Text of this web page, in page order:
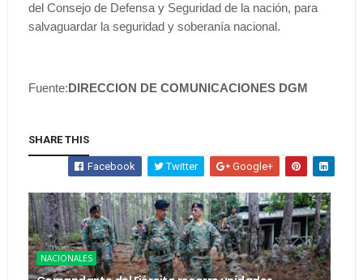
del Consejo de Defensa y Seguridad de la nación, para
salvaguardar la seguridad y soberanía nacional.
Fuente:DIRECCION DE COMUNICACIONES DGM
SHARE THIS
Facebook Twitter Google+
NACIONALES